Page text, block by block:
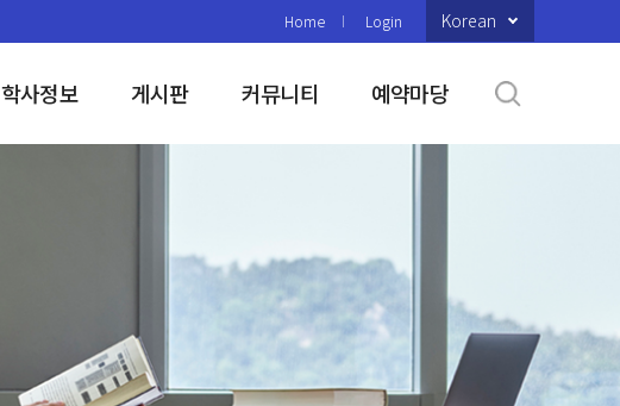
Home Login Korean
학사정보 게시판 커뮤니티 예약마당